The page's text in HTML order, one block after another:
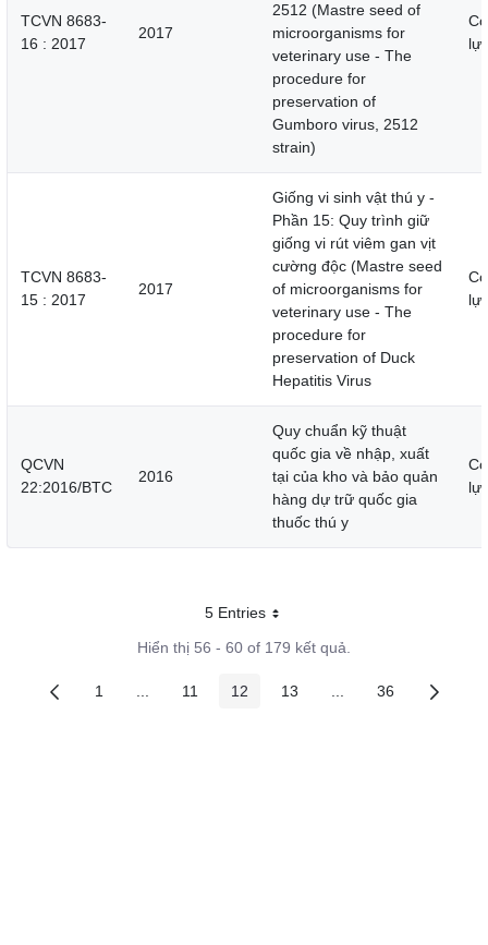
TCVN 8683-
16 : 2017
2017
2512 (Mastre seed of
microorganisms for
veterinary use - The
procedure for
preservation of
Gumboro virus, 2512
strain)
lực
TCVN 8683-
15 : 2017
2017
Giống vi sinh vật thú y -
Phần 15: Quy trình giữ
giống vi rút viêm gan vịt
cường độc (Mastre seed
of microorganisms for
veterinary use - The
procedure for
preservation of Duck
Hepatitis Virus
lực
QCVN
22:2016/BTC
2016
Quy chuẩn kỹ thuật
quốc gia về nhập, xuất
tại của kho và bảo quản
hàng dự trữ quốc gia
thuốc thú y
lực
5 EntriesMỗi trang
Hiển thị 56 - 60 of 179 kết quả.
Các trang trên cổng
1 Các trang trung gian
Các trang trên cổng
11 Các trang trên cổng
12 Các trang trên cổng
13 Các trang trung gian
Các trang trên
36